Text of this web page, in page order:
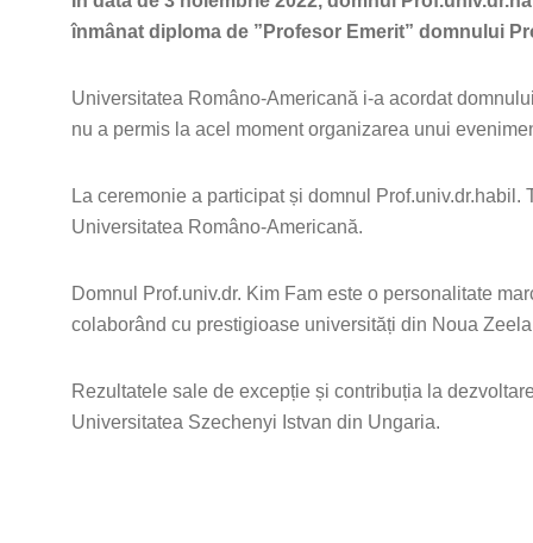
înmânat diploma de ”Profesor Emerit” domnului
Universitatea Româno-Americană i-a acordat
nu a permis la acel moment organizarea unui
La ceremonie a participat și domnul
Universitatea Româno-Americană.
Domnul Prof.univ.dr. Kim Fam este o personalitate
colaborând cu prestigioase universități din Noua
Rezultatele sale de excepție și contribuția la
Universitatea Szechenyi Istvan din Ungaria.